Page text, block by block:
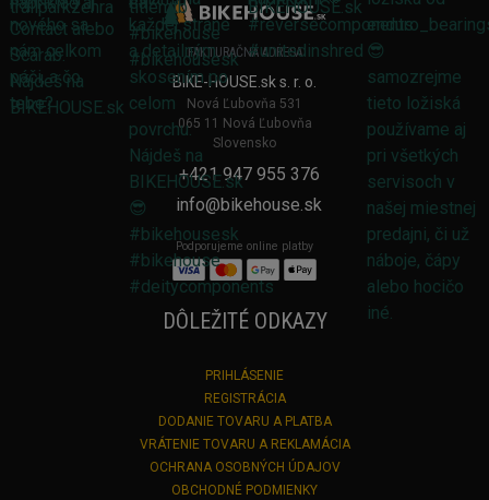
FAKTURAČNÁ ADRESA
BIKE-HOUSE.sk s. r. o.
Nová Ľubovňa 531
065 11 Nová Ľubovňa
Slovensko
+421 947 955 376
info@bikehouse.sk
Podporujeme online platby
DÔLEŽITÉ ODKAZY
PRIHLÁSENIE
REGISTRÁCIA
DODANIE TOVARU A PLATBA
VRÁTENIE TOVARU A REKLAMÁCIA
OCHRANA OSOBNÝCH ÚDAJOV
OBCHODNÉ PODMIENKY